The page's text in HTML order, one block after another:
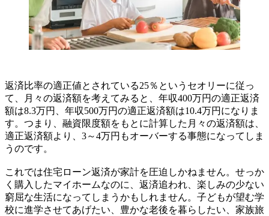
返済比率の適正値とされている25％というセオリーに従っ
て、月々の返済額を考えてみると、年収400万円の適正返済
額は8.3万円、年収500万円の適正返済額は10.4万円になりま
す。つまり、融資限度額をもとに計算した月々の返済額は、
適正返済額より、3～4万円もオーバーする事態になってしま
うのです。
これでは住宅ローン返済が家計を圧迫しかねません。せっか
く購入したマイホームなのに、返済追われ、楽しみの少ない
窮屈な生活になってしまうかもしれません。子どもが望む学
校に進学させてあげたい、豊かな老後を暮らしたい、家族旅